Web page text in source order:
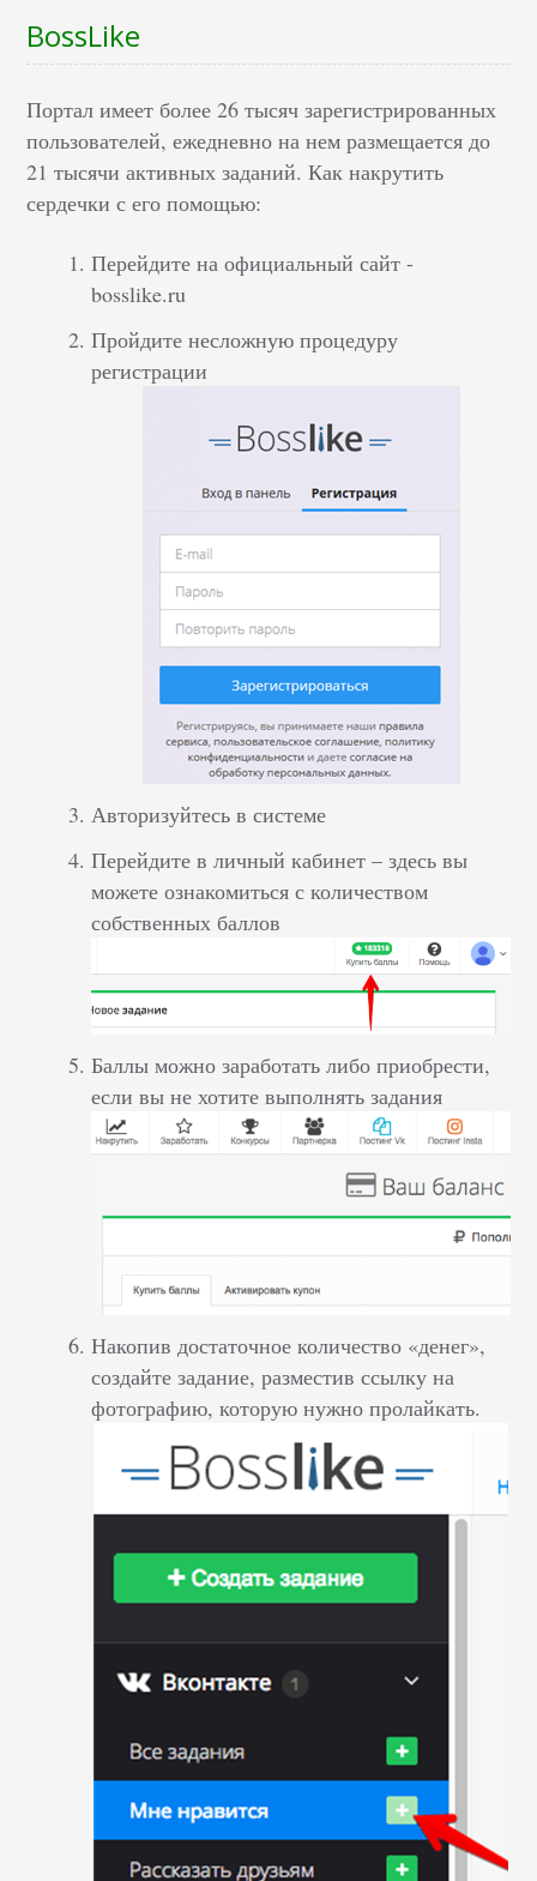
BossLike
Портал имеет более 26 тысяч зарегистрированных
пользователей, ежедневно на нем размещается до
21 тысячи активных заданий. Как накрутить
сердечки с его помощью:
Перейдите на официальный сайт -
bosslike.ru
Пройдите несложную процедуру
регистрации
Авторизуйтесь в системе
Перейдите в личный кабинет – здесь вы
можете ознакомиться с количеством
собственных баллов
Баллы можно заработать либо приобрести,
если вы не хотите выполнять задания
Накопив достаточное количество «денег»,
создайте задание, разместив ссылку на
фотографию, которую нужно пролайкать.